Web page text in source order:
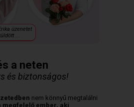
üzenetet
...
a neten
és biztonságos!
nem könnyű megtalálni
megfelelő ember, aki